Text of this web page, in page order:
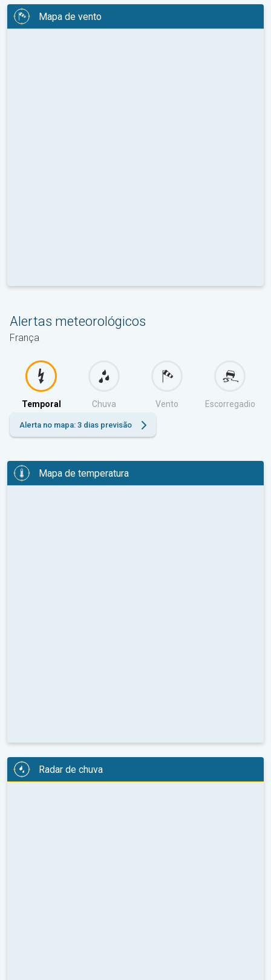
Mapa de vento
Alertas meteorológicos
França
Temporal Chuva Vento Escorregadio
Alerta no mapa: 3 dias previsão
Mapa de temperatura
Radar de chuva